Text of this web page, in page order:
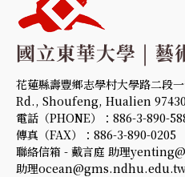
花蓮縣壽豐鄉志學村大學路二段
Rd., Shoufeng, Hualien
電話（PHONE）：886-3-890-
傳真（FAX）：886-3-890-0205
聯絡信箱 - 戴言庭 助理
助理